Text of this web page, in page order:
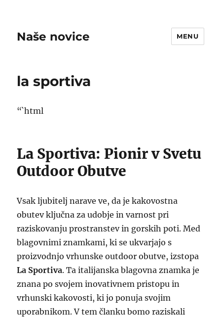
Naše novice MENU
la sportiva
“`html
La Sportiva: Pionir v Svetu
Outdoor Obutve
Vsak ljubitelj narave ve, da je kakovostna
obutev ključna za udobje in varnost pri
raziskovanju prostranstev in gorskih poti. Med
blagovnimi znamkami, ki se ukvarjajo s
proizvodnjo vrhunske outdoor obutve, izstopa
La Sportiva. Ta italijanska blagovna znamka je
znana po svojem inovativnem pristopu in
vrhunski kakovosti, ki jo ponuja svojim
uporabnikom. V tem članku bomo raziskali